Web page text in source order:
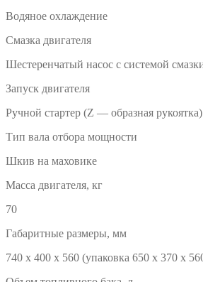
Водяное охлаждение
Смазка двигателя
Шестеренчатый насос с системой
Запуск двигателя
Ручной стартер (Z — образная рукоятка)
Тип вала отбора мощности
Шкив на маховике
Масса двигателя, кг
70
Габаритные размеры, мм
740 х 400 х 560 (упаковка 650 х 370 х